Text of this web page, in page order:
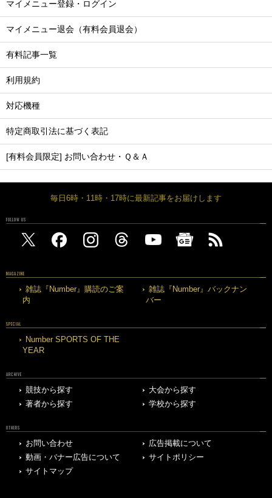
マイメニュー登録・ログイン
マイメニュー退会（有料会員退会）
有料記事一覧
利用規約
対応機種
特定商取引法に基づく表記
[有料会員限定] お問い合わせ・Ｑ＆Ａ
毎日6時・11時・17時に最新記事をお届けします
FOLLOW US
MAGAZINE
雑誌『Number』購読のご案
内
雑誌『Number』バックナン
バー
SPECIAL
Number SPORTS OF THE
YEAR
ARCHIVE
競技から探す
大会から探す
著者から探す
学校から探す
OTHERS
お問い合わせ
広告掲載について
動画・バナー広告について
サイトポリシー
サイトマップ